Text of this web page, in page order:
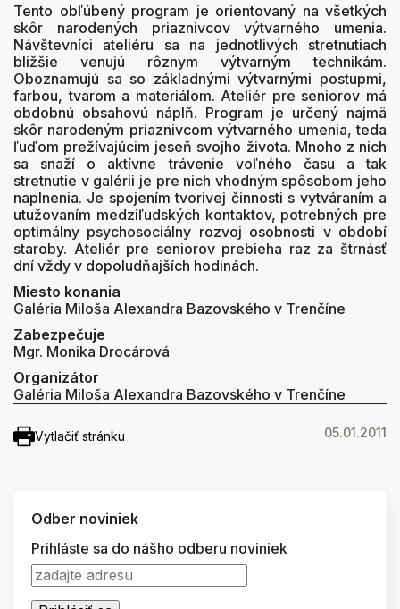
Tento obľúbený program je orientovaný na všetkých
skôr narodených priaznivcov výtvarného umenia.
Návštevníci ateliéru sa na jednotlivých stretnutiach
bližšie venujú rôznym výtvarným technikám.
Oboznamujú sa so základnými výtvarnými postupmi,
farbou, tvarom a materiálom. Ateliér pre seniorov má
obdobnú obsahovú náplň. Program je určený najmä
skôr narodeným priaznivcom výtvarného umenia, teda
ľuďom prežívajúcim jeseň svojho života. Mnoho z nich
sa snaží o aktívne trávenie voľného času a tak
stretnutie v galérii je pre nich vhodným spôsobom jeho
naplnenia. Je spojením tvorivej činnosti s vytváraním a
utužovaním medziľudských kontaktov, potrebných pre
optimálny psychosociálny rozvoj osobnosti v období
staroby. Ateliér pre seniorov prebieha raz za štrnásť
dní vždy v dopoludňajších hodinách.
Miesto konania
Galéria Miloša Alexandra Bazovského v Trenčíne
Zabezpečuje
Mgr. Monika Drocárová
Organizátor
Galéria Miloša Alexandra Bazovského v Trenčíne
Vytlačiť stránku 05.01.2011
Odber noviniek
Prihláste sa do nášho odberu noviniek